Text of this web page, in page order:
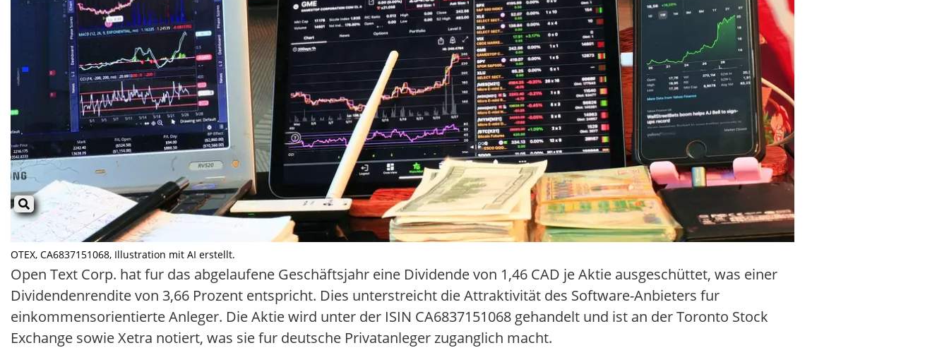
OTEX, CA6837151068, Illustration mit AI erstellt.
Open Text Corp. hat fur das abgelaufene Geschäftsjahr eine Dividende von 1,46 CAD je Aktie ausgeschüttet, was einer
Dividendenrendite von 3,66 Prozent entspricht. Dies unterstreicht die Attraktivität des Software-Anbieters fur
einkommensorientierte Anleger. Die Aktie wird unter der ISIN CA6837151068 gehandelt und ist an der Toronto Stock
Exchange sowie Xetra notiert, was sie fur deutsche Privatanleger zuganglich macht.